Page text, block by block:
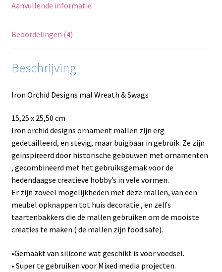
Aanvullende informatie
Beoordelingen (4)
Beschrijving
Iron Orchid Designs mal Wreath & Swags
15,25 x 25,50 cm
Iron orchid designs ornament mallen zijn erg
gedetailleerd, en stevig, maar buigbaar in gebruik. Ze zijn
geïnspireerd door historische gebouwen met ornamenten
, gecombineerd met het gebruiksgemak voor de
hedendaagse creatieve hobby’s in vele vormen.
Er zijn zoveel mogelijkheden met deze mallen, van een
meubel opknappen tot huis decoratie , en zelfs
taartenbakkers die de mallen gebruiken om de mooiste
creaties te maken.( de mallen zijn food safe).
•Gemaakt van silicone wat geschikt is voor voedsel.
• Super te gebruiken voor Mixed media projecten.